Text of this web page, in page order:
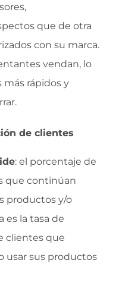
que de otra
con su marca.
vendan, lo
más rápidos y
de clientes
: el porcentaje de
que continúan
productos y/o
es la tasa de
clientes que
usar sus productos